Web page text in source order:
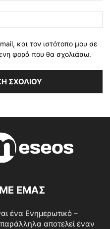
και τον ιστότοπο μου σε
φορά που θα σχολιάσω.
ΕΜΑΣ
ένα Ενημερωτικό –
αποτελεί έναν